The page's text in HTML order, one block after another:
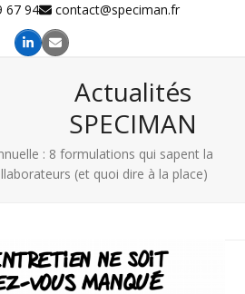
67 94 contact@speciman.fr
Actualités
SPECIMAN
: 8 formulations qui sapent la
(et quoi dire à la place)